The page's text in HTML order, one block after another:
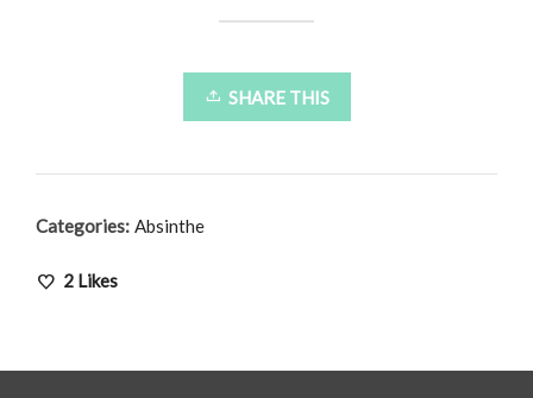
SHARE THIS
Categories: Absinthe
2 Likes